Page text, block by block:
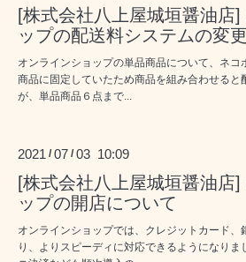
[株式会社八上屋城垣醤油店]
ップの配送料システムの変
オンラインショップの単品商品について、ネコ
商品に固定していたため商品を組み合わせると
が、単品商品６点まで...
2021 /07 /03 10:09
[株式会社八上屋城垣醤油店]
ップの開店について
オンラインショップでは、クレジットカード、
り、よりスピーディに対応できるようになり